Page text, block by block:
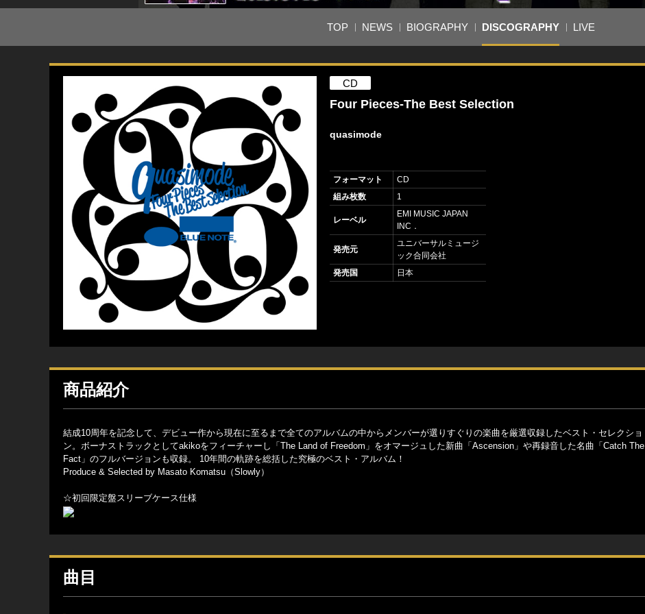
TOP NEWS BIOGRAPHY DISCOGRAPHY LIVE
CD
Four Pieces-The Best Selection
quasimode
フォーマット
CD
組み枚数
1
レーベル
EMI MUSIC JAPAN
INC．
発売元
ユニバーサルミュージ
ック合同会社
発売国
日本
商品紹介
結成10周年を記念して、デビュー作から現在に至るまで全てのアルバムの中からメンバーが選りすぐりの楽曲を厳選収録したベスト・セレクショ
ン。ボーナストラックとしてakikoをフィーチャーし「The Land of Freedom」をオマージュした新曲「Ascension」や再録音した名曲「Catch The
Fact」のフルバージョンも収録。 10年間の軌跡を総括した究極のベスト・アルバム！
Produce & Selected by Masato Komatsu（Slowly）
☆初回限定盤スリーブケース仕様
曲目